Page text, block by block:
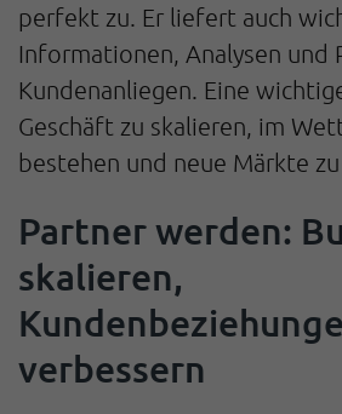
perfekt zu. Er liefert auch
Informationen, Analysen und
Kundenanliegen. Eine
Geschäft zu skalieren, im
bestehen und neue Märkte
Partner werden:
skalieren,
verbessern